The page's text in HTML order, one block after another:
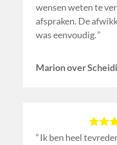
wensen weten te
afspraken. De
was eenvoudig.
Marion over
Ik ben heel